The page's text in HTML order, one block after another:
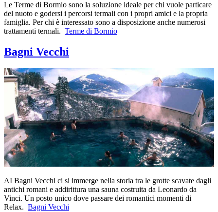
Le Terme di Bormio sono la soluzione ideale per chi vuole particare
del nuoto e godersi i percorsi termali con i propri amici e la propria
famiglia. Per chi è interessato sono a disposizione anche numerosi
trattamenti termali. Terme di Bormio
Bagni Vecchi
AI Bagni Vecchi ci si immerge nella storia tra le grotte scavate dagli
antichi romani e addirittura una sauna costruita da Leonardo da
Vinci. Un posto unico dove passare dei romantici momenti di
Relax. Bagni Vecchi